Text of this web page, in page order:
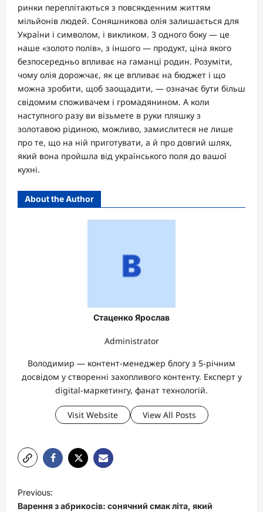
ринки переплітаються з повсякденним життям
мільйонів людей. Соняшникова олія залишається для
України і символом, і викликом. З одного боку — це
наше «золото полів», з іншого — продукт, ціна якого
безпосередньо впливає на гаманці родин. Розуміти,
чому олія дорожчає, як це впливає на бюджет і що
можна зробити, щоб заощадити, — означає бути більш
свідомим споживачем і громадянином. А коли
наступного разу ви візьмете в руки пляшку з
золотавою рідиною, можливо, замислитеся не лише
про те, що на ній приготувати, а й про довгий шлях,
який вона пройшла від українського поля до вашої
кухні.
About the Author
Стаценко Ярослав
Administrator
Володимир — контент-менеджер блогу з 5-річним
досвідом у створенні захопливого контенту. Експерт у
digital-маркетингу, фанат технологій.
Visit Website View All Posts
P
o
Previous:
Варення з абрикосів: сонячний смак літа, який